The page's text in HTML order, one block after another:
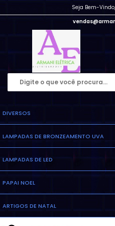
Seja Bem-
DIVERSOS
LAMPADAS DE BRONZEAMENTO UVA
LAMPADAS DE LED
LAMPADA ELETRONICA
LAMPADA MILHO
PAPAI NOEL
INFLAVEL
ARTIGOS DE NATAL